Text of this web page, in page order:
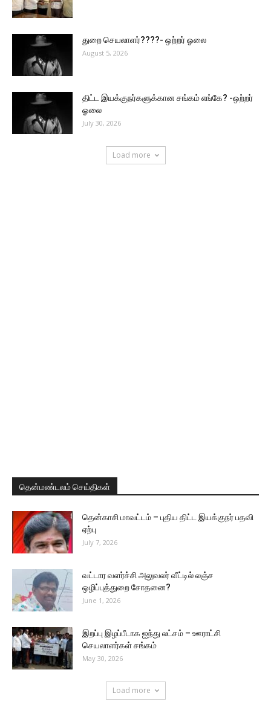
துறை செயலாளர்????- ஒற்றர் ஓலை
August 5, 2026
திட்ட இயக்குநர்களுக்கான சங்கம் எங்கே? -ஒற்றர்
ஓலை
July 30, 2026
Load more
தென்மண்டலம் செய்திகள்
தென்காசி மாவட்டம் – புதிய திட்ட இயக்குநர் பதவி
ஏற்பு
July 7, 2026
வட்டார வளர்ச்சி அலுவலர் வீட்டில் லஞ்ச
ஒழிப்புத்துறை சோதனை?
June 1, 2026
இறப்பு இழப்பீடாக ஐந்து லட்சம் – ஊராட்சி
செயலாளர்கள் சங்கம்
May 30, 2026
Load more